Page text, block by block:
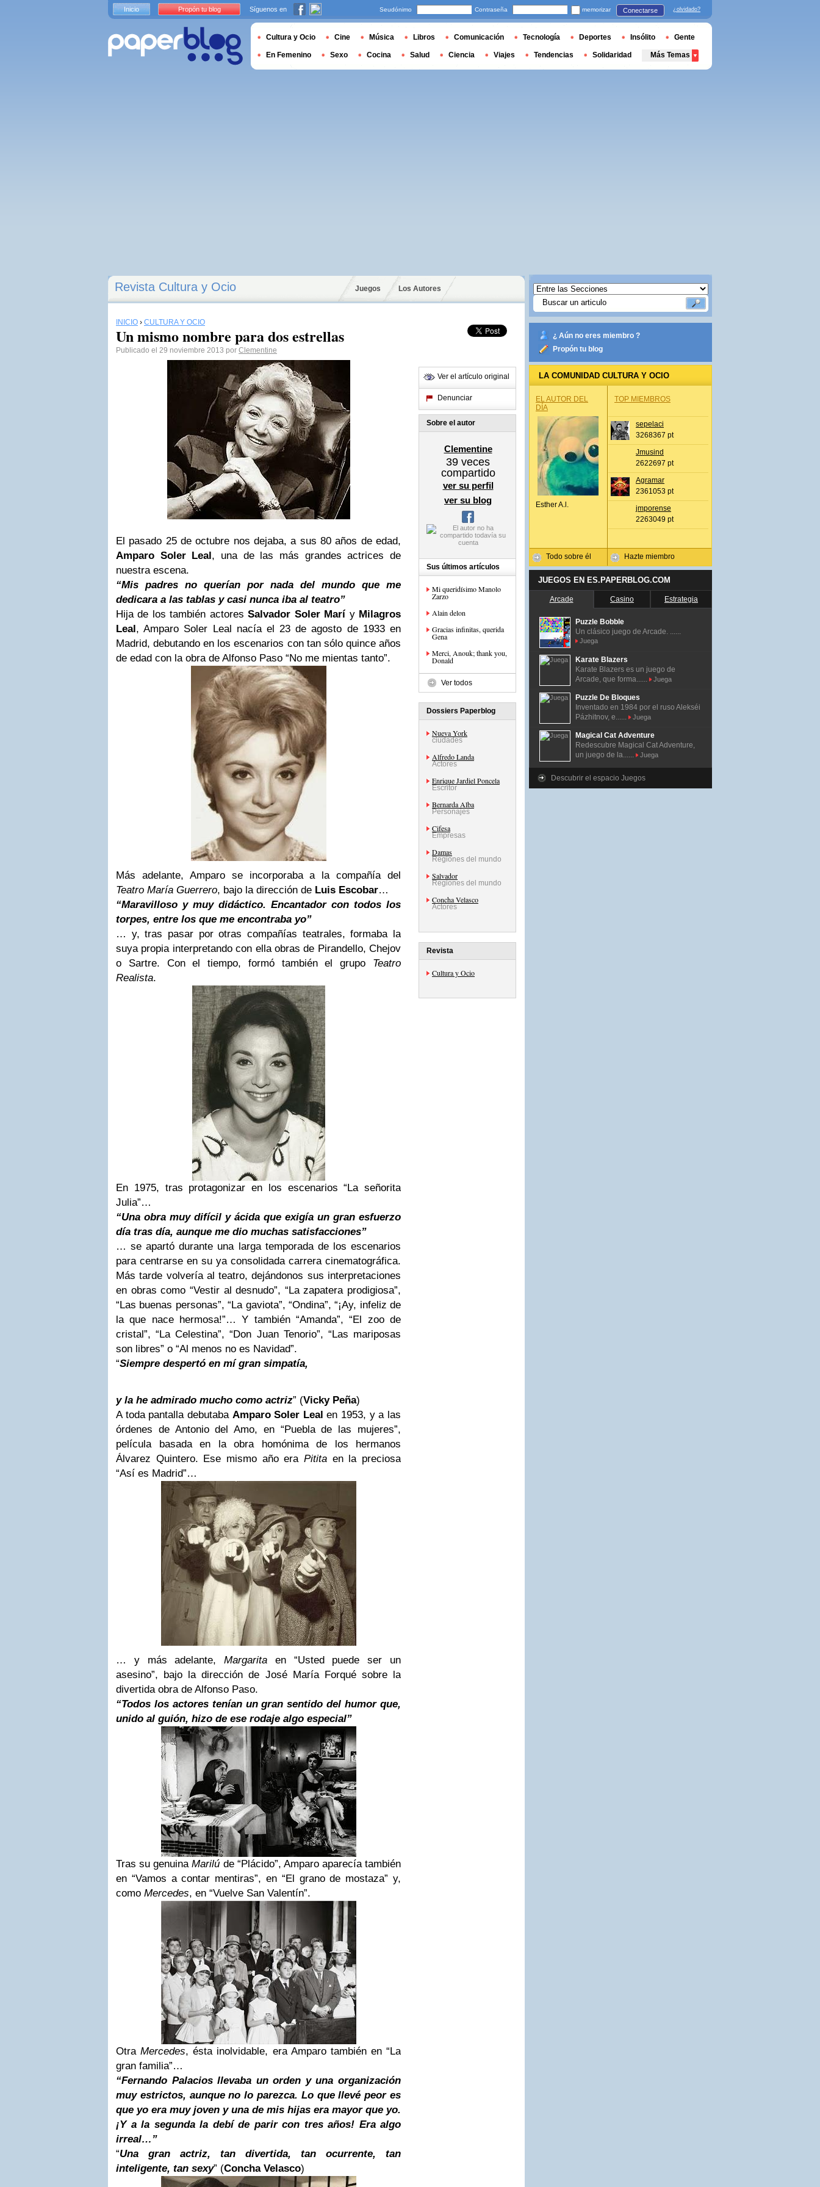
Revista Cultura y Ocio Juegos Los Autores
INICIO › CULTURA Y OCIO
Un mismo nombre para dos estrellas
Publicado el 29 noviembre 2013 por Clementine
El pasado 25 de octubre nos dejaba, a sus 80 años de edad,
Amparo Soler Leal, una de las más grandes actrices de
nuestra escena.
“Mis padres no querían por nada del mundo que me
dedicara a las tablas y casi nunca iba al teatro”
Hija de los también actoresSalvador Soler Marí y Milagros
Leal, Amparo Soler Leal nacía el 23 de agosto de 1933 en
Madrid, debutando en los escenarios con tan sólo quince años
de edad con la obra de Alfonso Paso “No me mientas tanto”.
Más adelante, Amparo se incorporaba a la compañía del
Teatro María Guerrero, bajo la dirección de Luis Escobar…
“Maravilloso y muy didáctico. Encantador con todos los
torpes, entre los que me encontraba yo”
… y, tras pasar por otras compañías teatrales, formaba la
suya propia interpretando con ella obras de Pirandello, Chejov
o Sartre. Con el tiempo, formó también el grupo Teatro
Realista.
En 1975, tras protagonizar en los escenarios “La señorita
Julia”…
“Una obra muy difícil y ácida que exigía un gran esfuerzo
día tras día, aunque me dio muchas satisfacciones”
… se apartó durante una larga temporada de los escenarios
para centrarse en su ya consolidada carrera cinematográfica.
Más tarde volvería al teatro, dejándonos sus interpretaciones
en obras como “Vestir al desnudo”, “La zapatera prodigiosa”,
“Las buenas personas”, “La gaviota”, “Ondina”, “¡Ay, infeliz de
la que nace hermosa!”… Y también “Amanda”, “El zoo de
cristal”, “La Celestina”, “Don Juan Tenorio”, “Las mariposas
son libres” o “Al menos no es Navidad”.
“Siempre despertó en mí gran simpatía,
y la he admirado mucho como actriz” (Vicky Peña)
A toda pantalla debutaba Amparo Soler Leal en 1953, y a las
órdenes de Antonio del Amo, en “Puebla de las mujeres”,
película basada en la obra homónima de los hermanos
Álvarez Quintero. Ese mismo año era Pitita en la preciosa
“Así es Madrid”…
… y más adelante,Margarita en “Usted puede ser un
asesino”, bajo la dirección de José María Forqué sobre la
divertida obra de Alfonso Paso.
“Todos los actores tenían un gran sentido del humor que,
unido al guión, hizo de ese rodaje algo especial”
Tras su genuinaMarilú de “Plácido”, Amparo aparecía también
en “Vamos a contar mentiras”, en “El grano de mostaza” y,
como Mercedes, en “Vuelve San Valentín”.
OtraMercedes, ésta inolvidable, era Amparo también en “La
gran familia”…
“Fernando Palacios llevaba un orden y una organización
muy estrictos, aunque no lo parezca. Lo que llevé peor es
que yo era muy joven y una de mis hijas era mayor que yo.
¡Y a la segunda la debí de parir con tres años! Era algo
irreal…”
“Una gran actriz, tan divertida, tan ocurrente, tan
inteligente, tan sexy” (Concha Velasco)
Ver el artículo original
Denunciar
Sobre el autor
Clementine
39 veces
compartido
ver su perfil
ver su blog
Sus últimos artículos
Mi queridísimo Manolo
Zarzo
Alain delon
Gracias infinitas, querida
Gena
Merci, Anouk; thank you,
Donald
Ver todos
Dossiers Paperblog
Nueva York
ciudades
Alfredo Landa
Actores
Enrique Jardiel Poncela
Escritor
Bernarda Alba
Personajes
Cifesa
Empresas
Damas
Regiones del mundo
Salvador
Regiones del mundo
Concha Velasco
Actores
Revista
Cultura y Ocio
¿ Aún no eres miembro ?
Propón tu blog
LA COMUNIDAD CULTURA Y OCIO
EL AUTOR DEL
DÍA
Esther A.l.
Todo sobre él
TOP MIEMBROS
sepelaci
3268367 pt
Jmusind
2622697 pt
Agramar
2361053 pt
jmporense
2263049 pt
Hazte miembro
JUEGOS EN ES.PAPERBLOG.COM
Arcade Casino Estrategia
Puzzle Bobble
Un clásico juego de Arcade. ......
Juega
Karate Blazers
Karate Blazers es un juego de
Arcade, que forma......
Juega
Puzzle De Bloques
Inventado en 1984 por el ruso Alekséi
Pázhitnov, e......
Juega
Magical Cat Adventure
Redescubre Magical Cat Adventure,
un juego de la......
Juega
Descubrir el espacio Juegos
Inicio Propón tu blog Síguenos en Seudónimo Contraseña memorizar Conectarse ¿olvidado?
Cultura y Ocio Cine Música Libros Comunicación Tecnología Deportes Insólito Gente
En Femenino Sexo Cocina Salud Ciencia Viajes Tendencias Solidaridad Más Temas